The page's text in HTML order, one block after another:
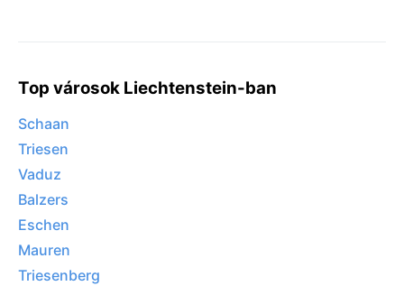
Top városok Liechtenstein-ban
Schaan
Triesen
Vaduz
Balzers
Eschen
Mauren
Triesenberg